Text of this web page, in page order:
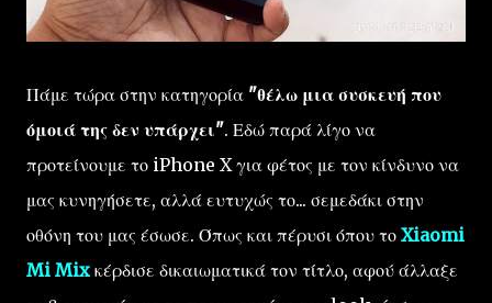
Πάμε τώρα στην κατηγορία "θέλω μια συσκευή που
όμοιά της δεν υπάρχει". Εδώ παρά λίγο να
προτείνουμε το iPhone X για φέτος με τον κίνδυνο να
μας κυνηγήσετε, αλλά ευτυχώς το... σεμεδάκι στην
οθόνη του μας έσωσε. Όπως και πέρυσι όπου το Xiaomi
Mi Mix κέρδισε δικαιωματικά τον τίτλο, αφού άλλαξε